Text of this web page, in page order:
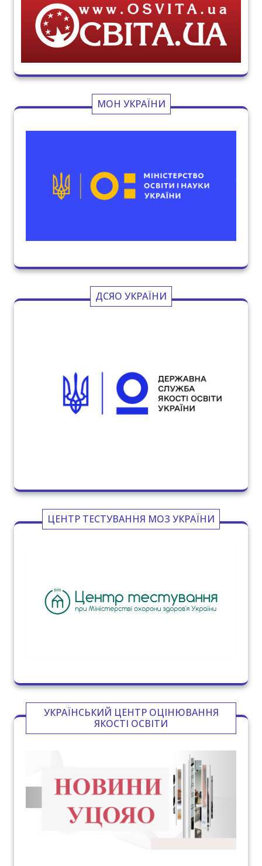
МОН УКРАЇНИ
ДСЯО УКРАЇНИ
ЦЕНТР ТЕСТУВАННЯ МОЗ УКРАЇНИ
УКРАЇНСЬКИЙ ЦЕНТР ОЦІНЮВАННЯ
ЯКОСТІ ОСВІТИ